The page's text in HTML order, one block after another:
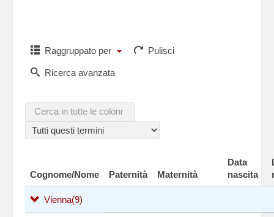
Raggruppato per Pulisci
Ricerca avanzata
Cognome/Nome Paternità Maternità
Data
nascita
Vienna(9)